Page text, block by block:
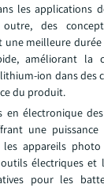
les applications
des
meilleure durée
améliorant la
ion dans des
du produit.
en électronique
une puissance
les appareils
électriques et
pour les